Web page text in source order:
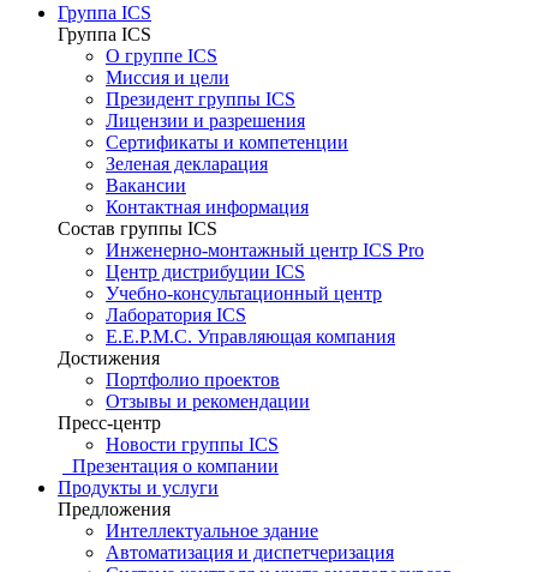
Группа ICS
Группа ICS
О группе ICS
Миссия и цели
Президент группы ICS
Лицензии и разрешения
Сертификаты и компетенции
Зеленая декларация
Вакансии
Контактная информация
Состав группы ICS
Инженерно-монтажный центр ICS Pro
Центр дистрибуции ICS
Учебно-консультационный центр
Лаборатория ICS
E.E.P.M.C. Управляющая компания
Достижения
Портфолио проектов
Отзывы и рекомендации
Пресс-центр
Новости группы ICS
Презентация о компании
Продукты и услуги
Предложения
Интеллектуальное здание
Автоматизация и диспетчеризация